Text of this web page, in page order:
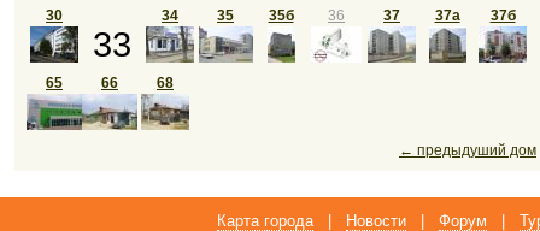
30
33
34 35 35б 36 37 37а 37б
65 66 68
← предыдуший дом
Карта города Новости Форум